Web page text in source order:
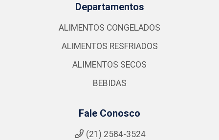
Departamentos
ALIMENTOS CONGELADOS
ALIMENTOS RESFRIADOS
ALIMENTOS SECOS
BEBIDAS
Fale Conosco
(21) 2584-3524